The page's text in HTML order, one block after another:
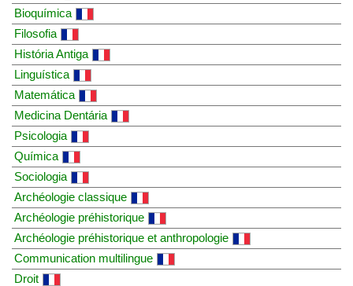
Bioquímica
Filosofia
História Antiga
Linguística
Matemática
Medicina Dentária
Psicologia
Química
Sociologia
Archéologie classique
Archéologie préhistorique
Archéologie préhistorique et anthropologie
Communication multilingue
Droit